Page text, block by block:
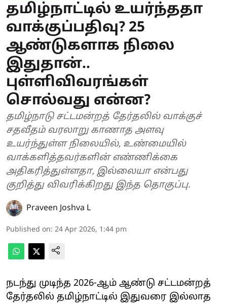
தமிழ்நாட்டில் உயர்ந்ததா
வாக்குப்பதிவு? 25
ஆண்டுகளாக நிலை
இதுதான்..
புள்ளிவிவரங்கள்
சொல்வது என்ன?
தமிழ்நாடு சட்டமன்றத் தேர்தலில் வாக்குச்
சதவீதம் வரலாறு காணாத அளவு
உயர்ந்துள்ள நிலையில், உண்மையில்
வாக்களித்தவர்களின் எண்ணிக்கை
அதிகரித்துள்ளதா, இல்லையா என்பது
குறித்து விவரிக்கிறது இந்த தொகுப்பு.
Praveen Joshva L
Published on: 24 Apr 2026, 1:44 pm
நடந்து முடிந்த 2026-ஆம் ஆண்டு சட்டமன்றத்
தேர்தலில் தமிழ்நாட்டில் இதுவரை இல்லாத